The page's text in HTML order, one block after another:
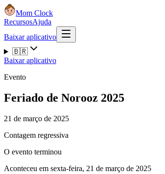
Mom Clock
RecursosAjuda
Baixar aplicativo
🇧🇷
Baixar aplicativo
Evento
Feriado de Norooz 2025
21 de março de 2025
Contagem regressiva
O evento terminou
Aconteceu em sexta-feira, 21 de março de 2025